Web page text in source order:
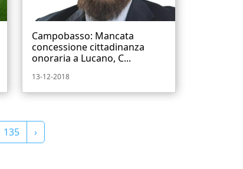
Campobasso: Mancata
concessione cittadinanza
onoraria a Lucano, C...
13-12-2018
135 ›